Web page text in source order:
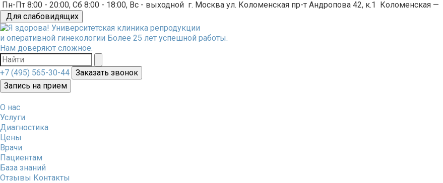
Пн-Пт 8:00 - 20:00, Сб 8:00 - 18:00, Вс - выходной г. Москва ул. Коломенская пр-т Андропова 42, к.1 Коломенская —
Для слабовидящих
Университетская клиника репродукции
и оперативной гинекологии Более 25 лет успешной работы.
Нам доверяют сложное.
+7 (495) 565-30-44
Заказать звонок
Запись на прием
О нас
Услуги
Диагностика
Цены
Врачи
Пациентам
База знаний
Отзывы Контакты